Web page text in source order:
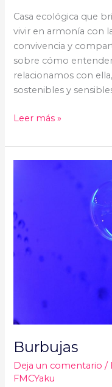
Casa ecológica que
vivir en armonía con
convivencia y
sobre cómo
relacionamos con
sostenibles y
Leer más »
Burbujas
Deja un comentario /
FMCYaku